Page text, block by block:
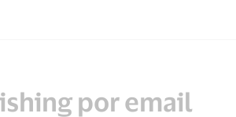
por email